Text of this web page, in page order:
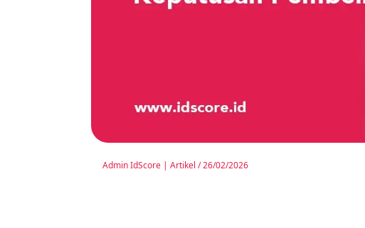
Admin IdScore | Artikel /26/02/2026